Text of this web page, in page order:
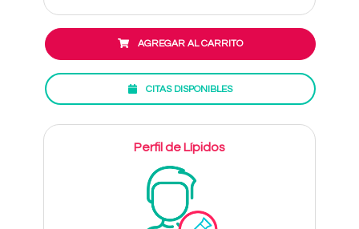
AGREGAR AL CARRITO
CITAS DISPONIBLES
Perfil de Lípidos